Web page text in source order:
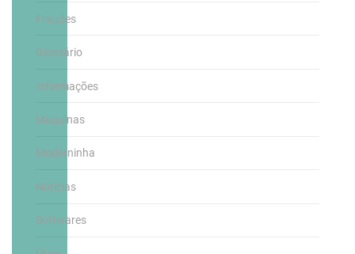
Fraudes
Glossário
Informações
Maquinas
Moderninha
Notícias
Softwares